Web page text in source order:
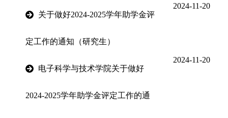
关于做好2024-2025学年助学金评
定工作的通知（研究生）
2024-11-20
电子科学与技术学院关于做好
2024-2025学年助学金评定工作的通
2024-11-20